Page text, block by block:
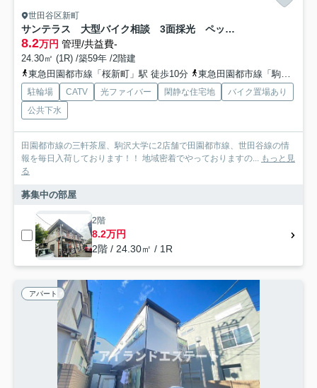
世田谷区新町
サンテラス 大型バイク相談 3面採光 ペット相談
8.2万円 管理/共益費-
24.30㎡ (1R) /築59年 /2階建
東急田園都市線「桜新町」駅 徒歩10分
東急田園都市線「駒沢大学」駅 徒歩14分
駐輪場 CATV 光ファイバー 閑静な住宅地
バイク置場あり
公共下水
田園都市線の三軒茶屋、駒沢大学に2店舗で田園都市線、世田谷線の情
報を毎日入荷しております！！ 地域密着でやっておりますの... もっと見
る
募集中の部屋
2階
8.2万円
2階 / 24.30㎡ / 1R
アパート